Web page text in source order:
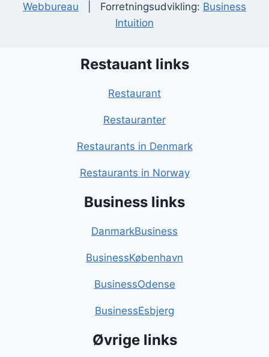
Webbureau | Forretningsudvikling: Business
Intuition
Restauant links
Restaurant
Restauranter
Restaurants in Denmark
Restaurants in Norway
Business links
DanmarkBusiness
BusinessKøbenhavn
BusinessOdense
BusinessEsbjerg
Øvrige links